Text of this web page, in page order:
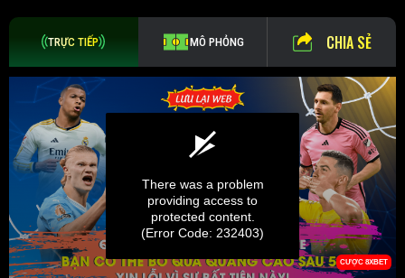
TRỰC TIẾP MÔ PHỎNG CHIA SẺ